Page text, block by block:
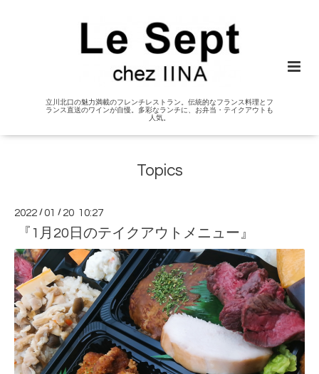
立川北口の魅力満載のフレンチレストラン。伝統的なフランス料理とフ
ランス直送のワインが自慢。多彩なランチに、お弁当・テイクアウトも
人気。
Topics
2022 /01 / 20 10:27
『1月20日のテイクアウトメニュー』